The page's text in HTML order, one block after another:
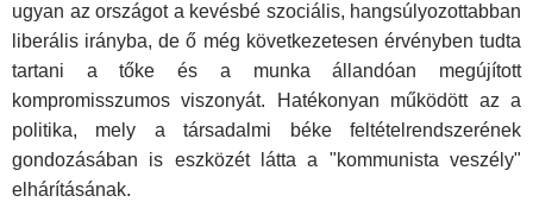
ugyan az országot a kevésbé szociális, hangsúlyozottabban
liberális irányba, de ő még következetesen érvényben tudta
tartani a tőke és a munka állandóan megújított
kompromisszumos viszonyát. Hatékonyan működött az a
politika, mely a társadalmi béke feltételrendszerének
gondozásában is eszközét látta a "kommunista veszély"
elhárításának.